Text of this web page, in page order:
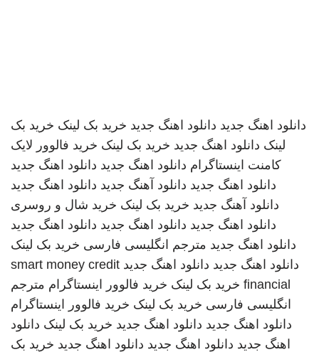
دانلود اهنگ جدید دانلود اهنگ جدید خرید بک لینک خرید بک
لینک دانلود اهنگ جدید خرید بک لینک خرید فالوور لایک
کامنت اینستاگرام دانلود اهنگ جدید دانلود اهنگ جدید
دانلود اهنگ جدید دانلود آهنگ جدید دانلود اهنگ جدید
دانلود آهنگ جدید خرید بک لینک خرید شال و روسری
دانلود اهنگ جدید دانلود اهنگ جدید دانلود اهنگ جدید
دانلود اهنگ جدید مترجم انگلیسی فارسی خرید بک لینک
دانلود اهنگ جدید دانلود اهنگ جدید smart money credit
financial خرید بک لینک خرید فالوور اینستاگرام مترجم
انگلیسی فارسی خرید بک لینک خرید فالوور اینستاگرام
دانلود اهنگ جدید دانلود اهنگ جدید خرید بک لینک دانلود
اهنگ جدید دانلود اهنگ جدید دانلود اهنگ جدید خرید بک